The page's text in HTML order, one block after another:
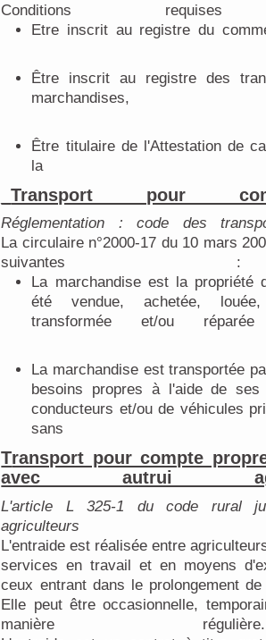
Conditions
Etre inscrit au registre du
Être inscrit au registre des transporteurs publics de
marchandises,
Être titulaire de l'Attestation de capacité à l'exercice de
la
_Transport pour
Réglementation : code des
La circulaire n°2000-17 du 10 mars
La marchandise est la propriété de l'entreprise et/ou a
été vendue, achetée,
transformée et/ou
La marchandise est transportée par l'entreprise pour ses
besoins propres à l'aide de
conducteurs et/ou de véhicules
sans
Transport pour compte
avec autrui
L'article L 325-1 du code rural
L'entraide est réalisée entre
services en travail et en moyens
ceux entrant dans le prolongement
Elle peut être occasionnelle,
manière